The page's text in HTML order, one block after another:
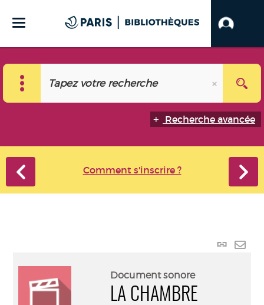
Recherche avancée
Comment s'inscrire ?
Lien
Document sonore
LA CHAMBRE